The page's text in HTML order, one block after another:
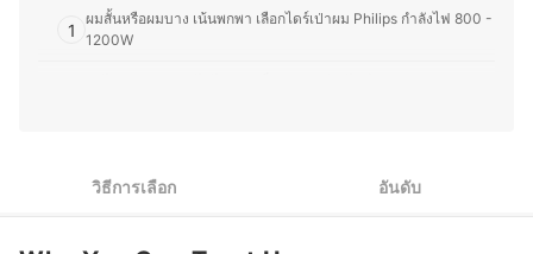
ให้ความสำคัญกับการนำเสนอข้อมูลที่ถูกต้องและเข้าใจง่าย
ทุกบทความที่เขียนจะผ่านการค้นคว้าอย่างละเอียด เพื่อให้ผู้
1
ผมสั้นหรือผมบาง เน้นพกพา เลือกไดร์เป่าผม Philips กำลังไฟ 800 -
1200W
เป่าแห้งเร็ว พลังลมแรงระดับมืออาชีพ เลือกไดร์เป่าผม Philips
2200W ขึ้นไป
วิธีการเลือก อันดับ